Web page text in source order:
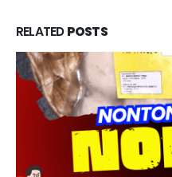
RELATEDPOSTS